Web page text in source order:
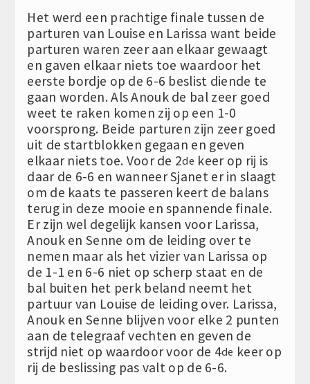
Het werd een prachtige finale tussen de
parturen van Louise en Larissa want beide
parturen waren zeer aan elkaar gewaagt
en gaven elkaar niets toe waardoor het
eerste bordje op de 6-6 beslist diende te
gaan worden. Als Anouk de bal zeer goed
weet te raken komen zij op een 1-0
voorsprong. Beide parturen zijn zeer goed
uit de startblokken gegaan en geven
elkaar niets toe. Voor de 2de keer op rij is
daar de 6-6 en wanneer Sjanet er in slaagt
om de kaats te passeren keert de balans
terug in deze mooie en spannende finale.
Er zijn wel degelijk kansen voor Larissa,
Anouk en Senne om de leiding over te
nemen maar als het vizier van Larissa op
de 1-1 en 6-6 niet op scherp staat en de
bal buiten het perk beland neemt het
partuur van Louise de leiding over. Larissa,
Anouk en Senne blijven voor elke 2 punten
aan de telegraaf vechten en geven de
strijd niet op waardoor voor de 4de keer op
rij de beslissing pas valt op de 6-6.